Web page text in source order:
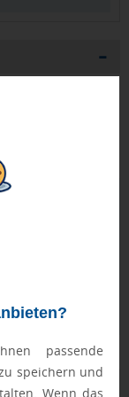
passende
speichern und
Wenn das
Maximale